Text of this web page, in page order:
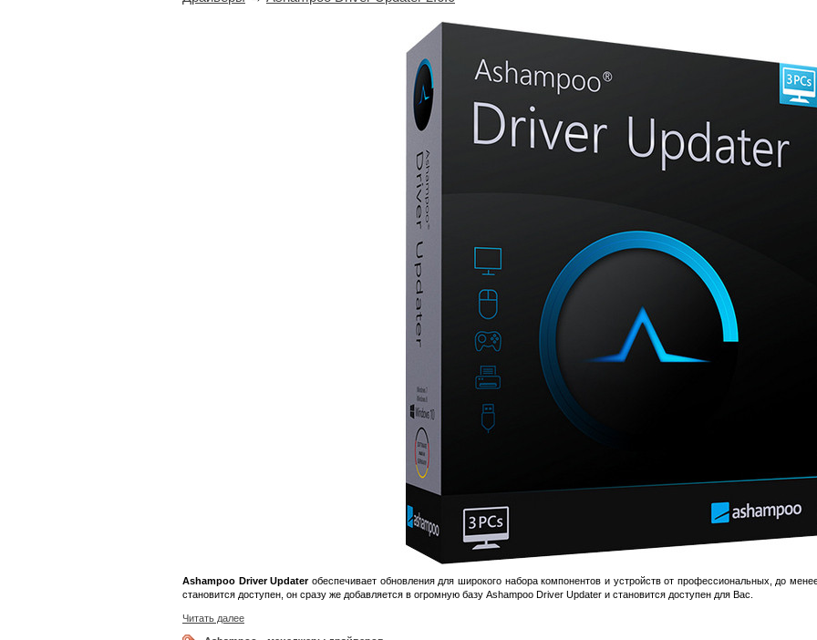
Ashampoo Driver Updaterобеспечивает обновления для широкого набора компонентов и устройств от профессиональных, до
становится доступен, он сразу же добавляется в огромную базу Ashampoo Driver Updater и становится доступен для Вас.
Читать далее